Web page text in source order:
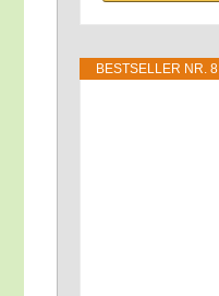
BEST­SEL­LER NR. 8